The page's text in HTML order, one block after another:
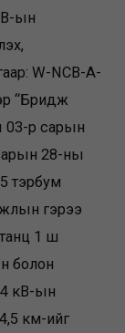
ын
W-NCB-A-
“Бридж
03-р сарын
28-ны
тэрбум
гэрээ
1 ш
болон
кВ-ын
км-ийг